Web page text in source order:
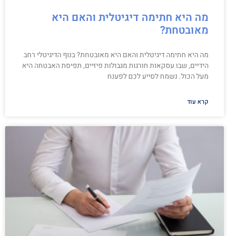
מה היא חתימה דיגיטלית והאם היא
מאובטחת?
מה היא חתימה דיגיטלית והאם היא מאובטחת? בנוף הדיגיטלי רחב
הידיים, שבו עסקאות חורגות מגבולות פיזיים, תפיסת האבטחה היא
מעל הכול. נשמח לסייע לכם לפענח
קרא עוד